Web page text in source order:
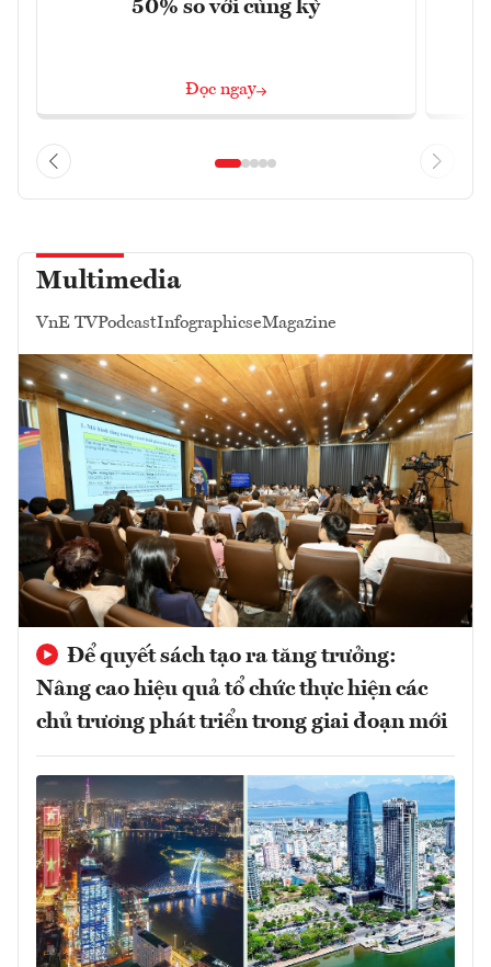
50% so với cùng kỳ
Đọc ngay
Multimedia
VnE TVPodcastInfographicseMagazine
Để quyết sách tạo ra tăng trưởng:
Nâng cao hiệu quả tổ chức thực hiện các
chủ trương phát triển trong giai đoạn mới